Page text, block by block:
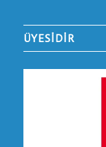
ÜYESİDİR